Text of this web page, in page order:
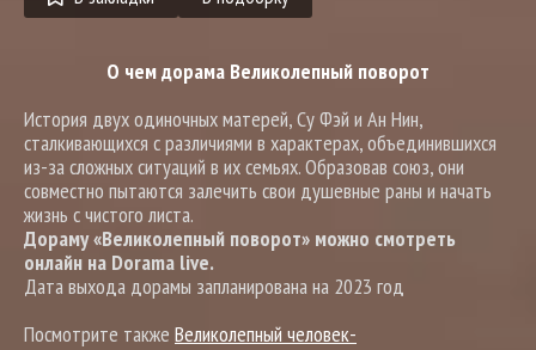
О чем дорама Великолепный поворот
История двух одиночных матерей, Су Фэй и Ан Нин,
сталкивающихся с различиями в характерах, объединившихся
из-за сложных ситуаций в их семьях. Образовав союз, они
совместно пытаются залечить свои душевные раны и начать
жизнь с чистого листа.
Дораму «Великолепный поворот» можно смотреть
онлайн на Dorama live.
Дата выхода дорамы запланирована на 2023 год
Посмотрите также Великолепный человек-